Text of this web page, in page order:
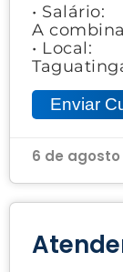
• Salário:
A
• Local:
Enviar
6 de agosto